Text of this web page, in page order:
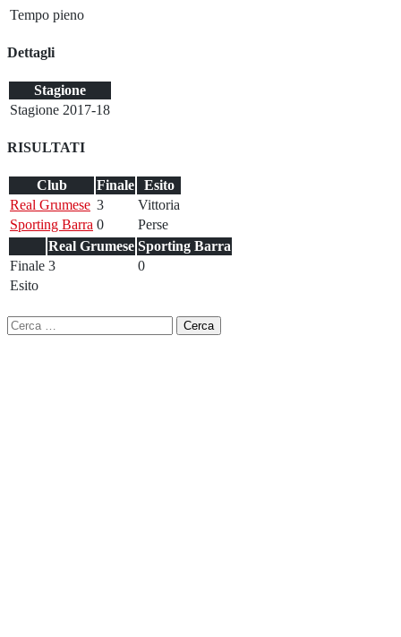
Tempo pieno
Dettagli
Stagione
Stagione 2017-18
RISULTATI
Club Finale
Esito
Real Grumese 3
Vittoria
Sporting Barra 0
Perse
Real Grumese Sporting Barra
Finale 3
0
Esito
Ricerca
per: